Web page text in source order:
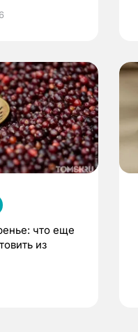
что еще
из